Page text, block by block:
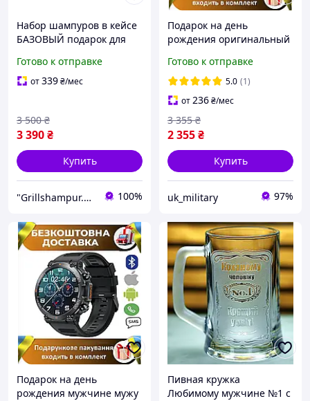
Набор шампуров в кейсе
БАЗОВЫЙ подарок для
рождения, юбилей
Готово к отправке
от339₴/мес
3 390₴
3 500 ₴
Купить
"Grillshampur.com.ua" - Интернет-магазин 100%
Подарок на день
рождения оригинальный
годовщину полезный для
идеи подарка любимому
отцу
Готово к отправке
5.0 (1)
от236₴/мес
2 355₴
3 355 ₴
Купить
uk_military 97%
Подарок на день
рождения мужчине мужу
Пивная кружка
Любимому мужчине №1 с